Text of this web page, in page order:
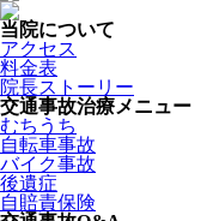
当院について
アクセス
料金表
院長ストーリー
交通事故治療メニュー
むちうち
自転車事故
バイク事故
後遺症
自賠責保険